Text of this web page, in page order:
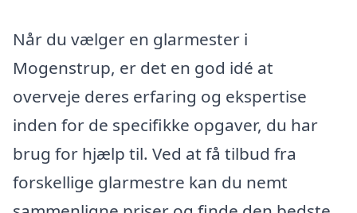
Når du vælger en glarmester i
Mogenstrup, er det en god idé at
overveje deres erfaring og ekspertise
inden for de specifikke opgaver, du har
brug for hjælp til. Ved at få tilbud fra
forskellige glarmestre kan du nemt